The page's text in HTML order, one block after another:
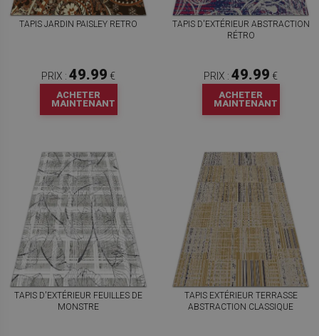
TAPIS JARDIN PAISLEY RETRO
PRIX : 49.99 €
ACHETER
MAINTENANT
TAPIS D'EXTÉRIEUR ABSTRACTION
RÉTRO
PRIX : 49.99 €
ACHETER
MAINTENANT
TAPIS D'EXTÉRIEUR FEUILLES DE
MONSTRE
TAPIS EXTÉRIEUR TERRASSE
ABSTRACTION CLASSIQUE